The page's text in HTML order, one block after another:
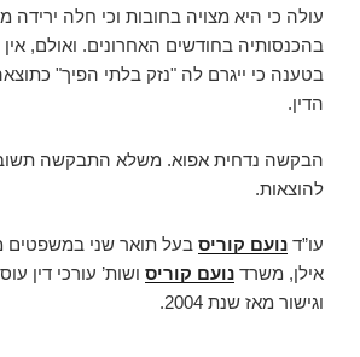
עולה כי היא מצויה בחובות וכי חלה ירידה
בהכנסותיה בחודשים האחרונים. ואולם,
בטענה כי ייגרם לה "נזק בלתי הפיך"
הדין.
הבקשה נדחית אפוא. משלא התבקשה
להוצאות.
עו”ד נועם קוריס בעל תואר שני במשפטים
אילן, משרד נועם קוריס ושות’ עורכי דין
וגישור מאז שנת 2004.